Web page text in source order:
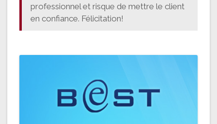
professionnel et risque de mettre le client
en confiance. Félicitation!